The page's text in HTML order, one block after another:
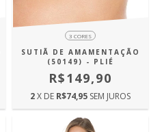
3 CORES
SUTIÃ DE AMAMENTAÇÃO
(50149) - PLIÉ
R$149,90
2X DE R$74,95 SEM JUROS